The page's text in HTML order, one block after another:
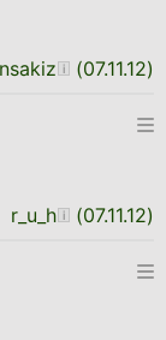
(07.11.12)
r_u_h (07.11.12)